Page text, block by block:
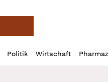
Deutsche
Politik Wirtschaft
Profil
öffnen
Daz
Pur